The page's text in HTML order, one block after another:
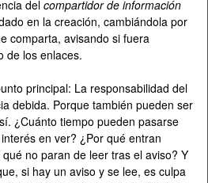
del compartidor de información
en la creación, cambiándola por
comparta, avisando si fuera
de los enlaces.
principal: La responsabilidad del
debida. Porque también pueden ser
¿Cuánto tiempo pueden pasarse
en ver? ¿Por qué entran
no paran de leer tras el aviso? Y
si hay un aviso y se lee, es culpa